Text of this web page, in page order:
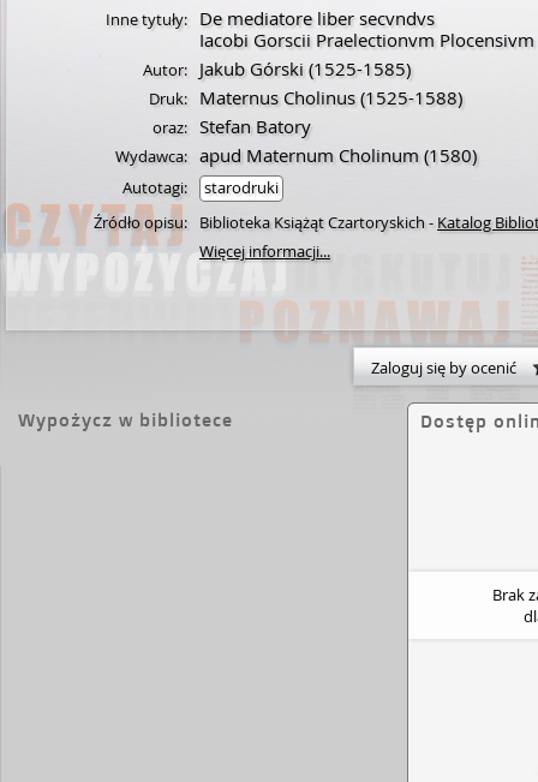
Inne tytuły:
De mediatore liber secvndvs
Iacobi Gorscii Praelectionvm
Autor: Jakub Górski (1525-1585)
Druk: Maternus Cholinus(1525-1588)
oraz: Stefan Batory
Wydawca: apud Maternum Cholinum (1580)
Autotagi:
starodruki
Źródło opisu:
Biblioteka Książąt Czartoryskich - Katalog
Więcej informacji...
Zaloguj się by ocenić
Wypożycz w bibliotece Dostęp
Brak